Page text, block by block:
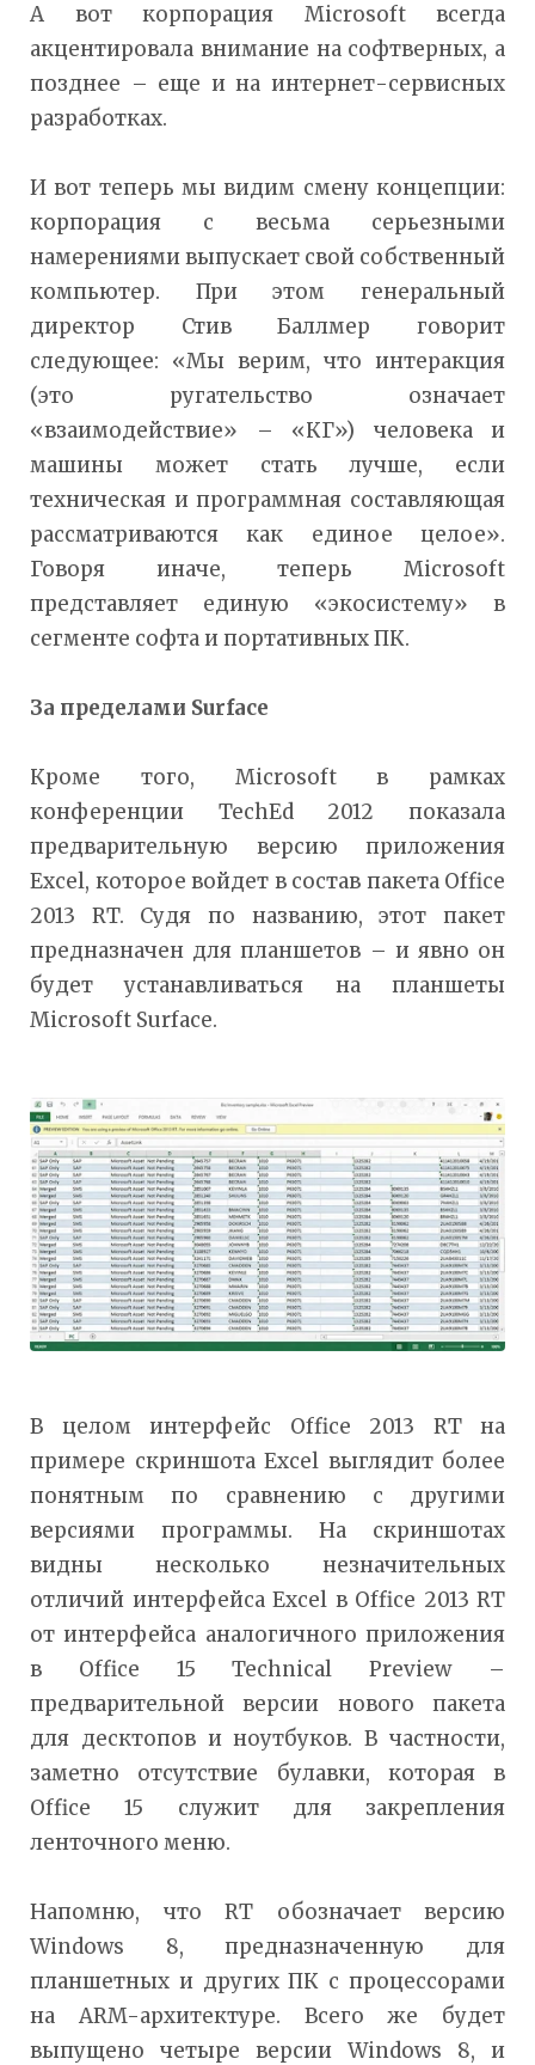
А вот корпорация Microsoft всегда
акцентировала внимание на софтверных, а
позднее – еще и на интернет-сервисных
разработках.
И вот теперь мы видим смену концепции:
корпорация с весьма серьезными
намерениями выпускает свой собственный
компьютер. При этом генеральный
директор Стив Баллмер говорит
следующее: «Мы верим, что интеракция
(это ругательство означает
«взаимодействие» – «КГ») человека и
машины может стать лучше, если
техническая и программная составляющая
рассматриваются как единое целое».
Говоря иначе, теперь Microsoft
представляет единую «экосистему» в
сегменте софта и портативных ПК.
За пределами Surface
Кроме того, Microsoft в рамках
конференции TechEd 2012 показала
предварительную версию приложения
Excel, которое войдет в состав пакета Office
2013 RT. Судя по названию, этот пакет
предназначен для планшетов – и явно он
будет устанавливаться на планшеты
Microsoft Surface.
В целом интерфейс Office 2013 RT на
примере скриншота Excel выглядит более
понятным по сравнению с другими
версиями программы. На скриншотах
видны несколько незначительных
отличий интерфейса Excel в Office 2013 RT
от интерфейса аналогичного приложения
в Office 15 Technical Preview –
предварительной версии нового пакета
для десктопов и ноутбуков. В частности,
заметно отсутствие булавки, которая в
Office 15 служит для закрепления
ленточного меню.
Напомню, что RT обозначает версию
Windows 8, предназначенную для
планшетных и других ПК с процессорами
на ARM-архитектуре. Всего же будет
выпущено четыре версии Windows 8, и